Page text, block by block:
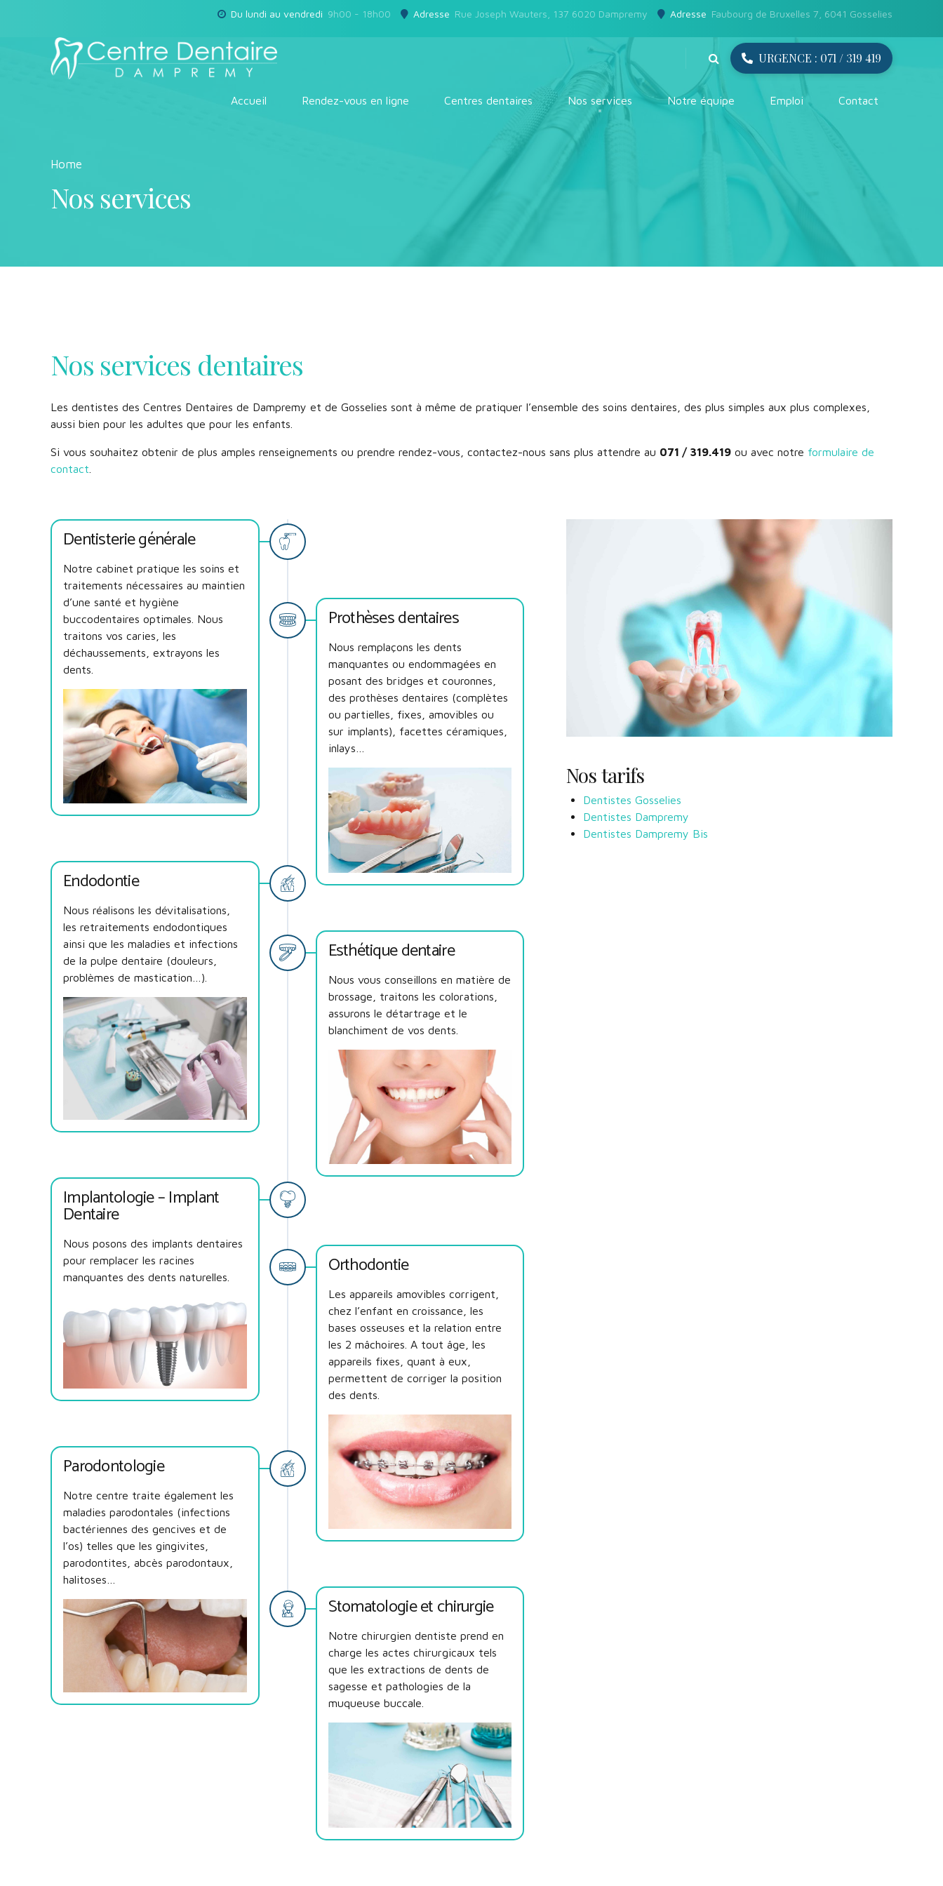
Du lundi au vendredi 9h00 - 18h00 Adresse Rue Joseph Wauters, 137 6020 Dampremy Adresse Faubourg de Bruxelles 7, 6041 Gosselies
URGENCE : 071 / 319 419
Accueil Rendez-vous en ligne Centres dentaires Nos services Notre équipe Emploi Contact
Home
Nos services
Nos services dentaires
Les dentistes des Centres Dentaires de Dampremy et de Gosselies sont à même de pratiquer l’ensemble des soins dentaires, des plus simples aux plus complexes,
aussi bien pour les adultes que pour les enfants.
Si vous souhaitez obtenir de plus amples renseignements ou prendre rendez-vous, contactez-nous sans plus attendre au 071 / 319.419 ou avec notre formulaire de
contact
Dentisterie générale
Notre cabinet pratique les soins et
traitements nécessaires au maintien
d’une santé et hygiène
buccodentaires optimales. Nous
traitons vos caries, les
déchaussements, extrayons les
dents.
Prothèses dentaires
Nous remplaçons les dents
manquantes ou endommagées en
posant des bridges et couronnes,
des prothèses dentaires (complètes
ou partielles, fixes, amovibles ou
sur implants), facettes céramiques,
inlays…
Endodontie
Nous réalisons les dévitalisations,
les retraitements endodontiques
ainsi que les maladies et infections
de la pulpe dentaire (douleurs,
problèmes de mastication…).
Esthétique dentaire
Nous vous conseillons en matière de
brossage, traitons les colorations,
assurons le détartrage et le
blanchiment de vos dents.
Implantologie – Implant
Dentaire
Nous posons des implants dentaires
pour remplacer les racines
manquantes des dents naturelles.
Orthodontie
Les appareils amovibles corrigent,
chez l’enfant en croissance, les
bases osseuses et la relation entre
les 2 mâchoires. A tout âge, les
appareils fixes, quant à eux,
permettent de corriger la position
des dents.
Parodontologie
Notre centre traite également les
maladies parodontales (infections
bactériennes des gencives et de
l’os) telles que les gingivites,
parodontites, abcès parodontaux,
halitoses…
Stomatologie et chirurgie
Notre chirurgien dentiste prend en
charge les actes chirurgicaux tels
que les extractions de dents de
sagesse et pathologies de la
muqueuse buccale.
Nos tarifs
Dentistes Gosselies
Dentistes Dampremy
Dentistes Dampremy Bis